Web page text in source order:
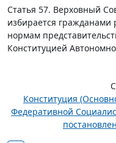
Статья 57. Верховный
избирается гражданами
нормам
Конституцией
Конституция
Федеративной